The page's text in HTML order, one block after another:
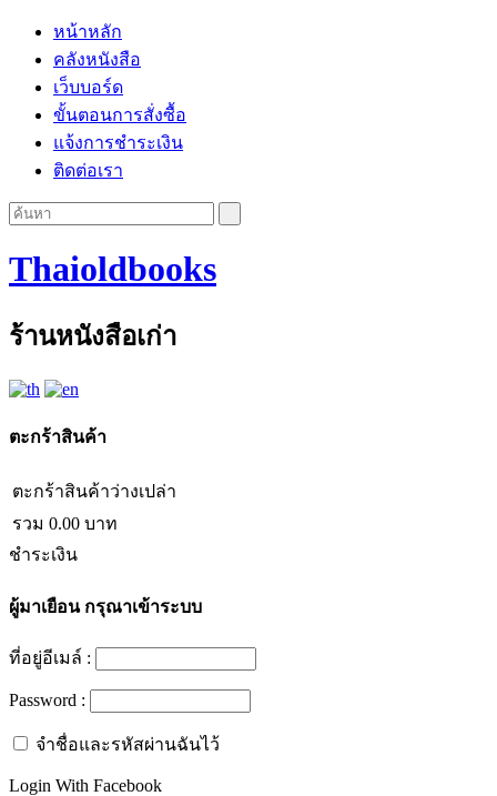
หน้าหลัก
คลังหนังสือ
เว็บบอร์ด
ขั้นตอนการสั่งซื้อ
แจ้งการชำระเงิน
ติดต่อเรา
Thaioldbooks
ร้านหนังสือเก่า
ตะกร้าสินค้า
ตะกร้าสินค้าว่างเปล่า
รวม 0.00 บาท
ชำระเงิน
ผู้มาเยือนกรุณาเข้าระบบ
ที่อยู่อีเมล์ :
Password :
จำชื่อและรหัสผ่านฉันไว้
Login With Facebook